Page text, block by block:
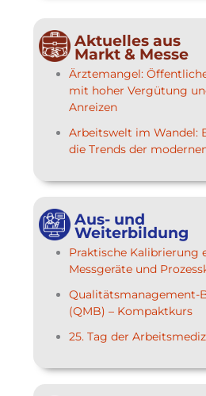
Aktuelles aus
Markt & Messe
Ärztemangel:
mit hoher Vergütung
Anreizen
Arbeitswelt im Wandel:
die Trends der
Aus- und
Weiterbildung
Praktische Kalibrierung
Messgeräte und
Qualitätsmanagement-
(QMB) – Kompaktkurs
25. Tag der